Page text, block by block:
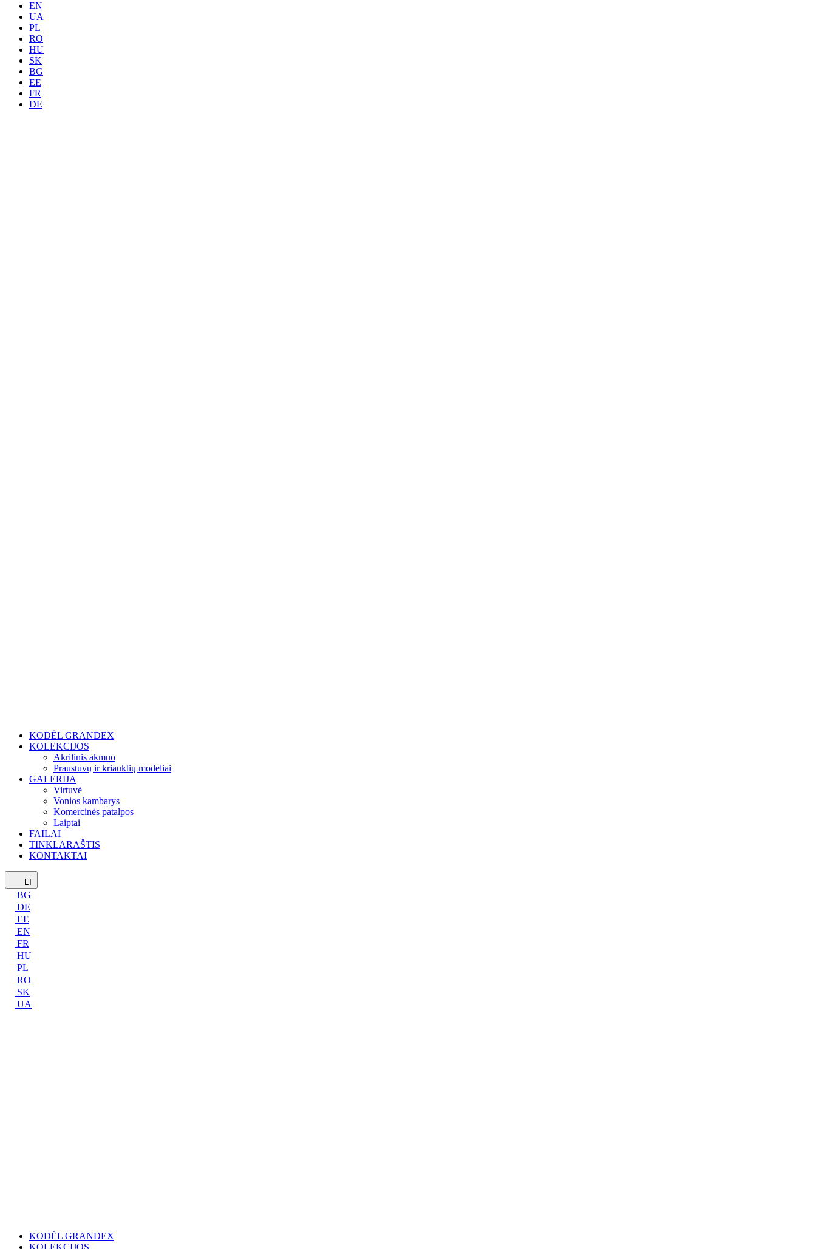
EN
UA
PL
RO
HU
SK
BG
EE
FR
DE
KODĖL GRANDEX
KOLEKCIJOS
Akrilinis akmuo
Praustuvų ir kriauklių modeliai
GALERIJA
Virtuvė
Vonios kambarys
Komercinės patalpos
Laiptai
FAILAI
TINKLARAŠTIS
KONTAKTAI
LT
BG
DE
EE
EN
FR
HU
PL
RO
SK
UA
KODĖL GRANDEX
KOLEKCIJOS